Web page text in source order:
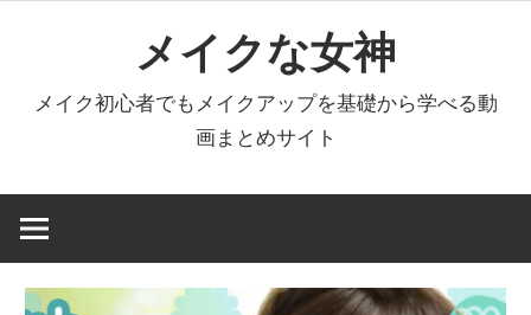
へ
キ
メイクな女神
メイク初心者でもメイクアップを基礎から学べる動
画まとめサイト